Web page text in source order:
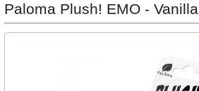
Paloma Plush! EMO - Vanilla